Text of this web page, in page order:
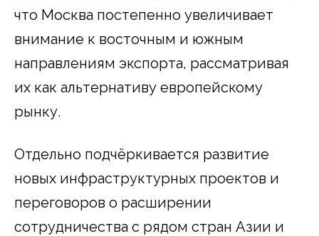
что Москва постепенно увеличивает
внимание к восточным и южным
направлениям экспорта, рассматривая
их как альтернативу европейскому
рынку.
Отдельно подчёркивается развитие
новых инфраструктурных проектов и
переговоров о расширении
сотрудничества с рядом стран Азии и